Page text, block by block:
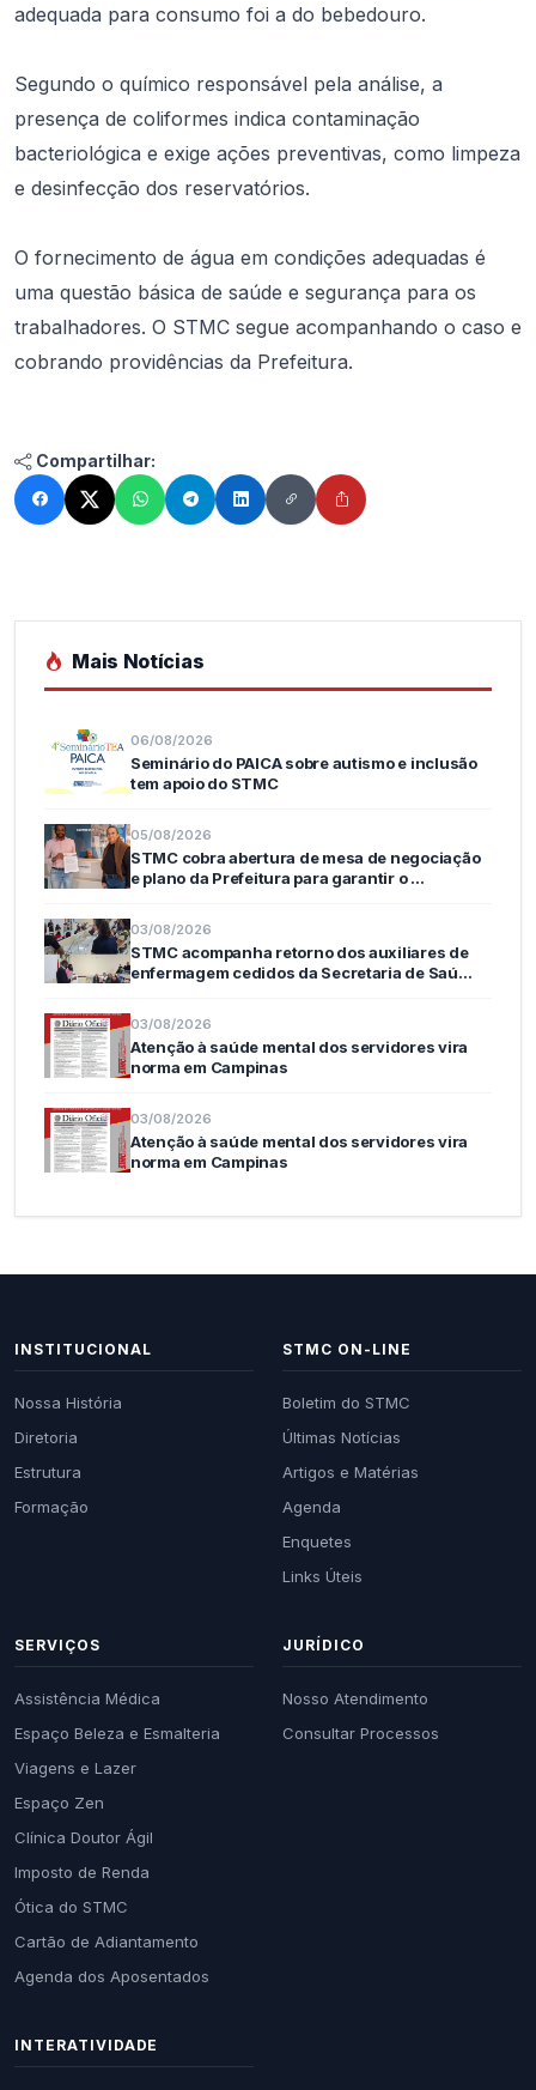
adequada para consumo foi a do bebedouro.
Segundo o químico responsável pela análise, a
presença de coliformes indica contaminação
bacteriológica e exige ações preventivas, como limpeza
e desinfecção dos reservatórios.
O fornecimento de água em condições adequadas é
uma questão básica de saúde e segurança para os
trabalhadores. O STMC segue acompanhando o caso e
cobrando providências da Prefeitura.
Compartilhar:
Mais Notícias
06/08/2026
Seminário do PAICA sobre autismo e inclusão
tem apoio do STMC
05/08/2026
STMC cobra abertura de mesa de negociação
e plano da Prefeitura para garantir o …
03/08/2026
STMC acompanha retorno dos auxiliares de
enfermagem cedidos da Secretaria de Saú…
03/08/2026
Atenção à saúde mental dos servidores vira
norma em Campinas
03/08/2026
Atenção à saúde mental dos servidores vira
norma em Campinas
INSTITUCIONAL
Nossa História
Diretoria
Estrutura
Formação
STMC ON-LINE
Boletim do STMC
Últimas Notícias
Artigos e Matérias
Agenda
Enquetes
Links Úteis
SERVIÇOS
Assistência Médica
Espaço Beleza e Esmalteria
Viagens e Lazer
Espaço Zen
Clínica Doutor Ágil
Imposto de Renda
Ótica do STMC
Cartão de Adiantamento
Agenda dos Aposentados
JURÍDICO
Nosso Atendimento
Consultar Processos
INTERATIVIDADE